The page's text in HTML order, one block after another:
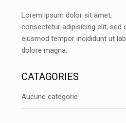
Lorem ipsum dolor sit amet,
consectetur adipisicing elit, sed
eiusmod tempor incididunt ut
dolore magna.
CATAGORIES
Aucune catégorie